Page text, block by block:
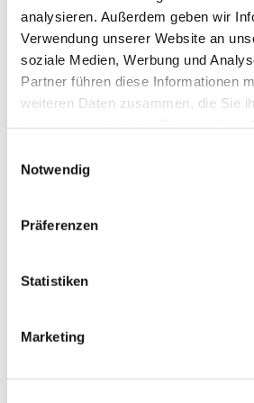
analysieren. Außerdem geben wir
Verwendung unserer Website an
soziale Medien, Werbung und
Partner führen diese Informationen
weiteren Daten zusammen, die Sie
Notwendig
Präferenzen
Statistiken
Marketing
Friedrich-Schmid-Straße 165
2754 Waldegg / Wopfing
Tel.: 02633/401-130
Fax: 02633/401-111
p.schmid@austrotherm.at
www.austrotherm.com